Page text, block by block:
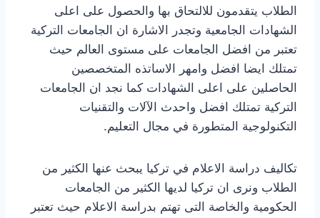
الطلاب يتقدمون للالتحاق بها والحصول على اعلى
الشهادات الجامعية وتجدر الاشارة ان الجامعات التركية
تعتبر من افضل الجامعات على مستوى العالم حيث
تمتلك ايضا افضل وامهر الاساتذه المتخصصين
الحاصلين على اعلى الشهادات كما نجد ان الجامعات
التركية تمتلك افضل واحدث الآلات والتقنيات
التكنولوجية المتطورة في مجال التعليم.
تكاليف دراسة الاعلام في تركيا يبحث عنها الكثير من
الطلاب ونرى ان تركيا لديها الكثير من الجامعات
الحكومية والخاصة التى تهتم بدراسة الاعلام حيث تعتبر